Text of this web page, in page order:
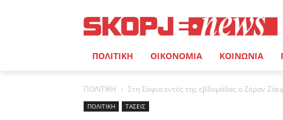
ΠΟΛΙΤΙΚΗ ΟΙΚΟΝΟΜΙΑ ΚΟΙΝΩΝΙΑ
ΠΟΛΙΤΙΚΗ Στη Σόφια εντός της εβδομάδας ο Ζόραν
ΠΟΛΙΤΙΚΗ ΤΑΣΕΙΣ